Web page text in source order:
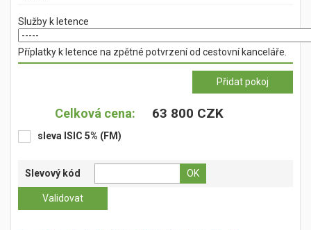
Služby k letence
Příplatky k letence na zpětné potvrzení od cestovní kanceláře.
Celková cena: 63 800 CZK
sleva ISIC 5% (FM)
Slevový kód